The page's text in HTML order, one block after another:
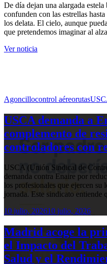
De día dejan una alargada
confunden con las estrellas
los delata. El cielo, aunque
que pretendemos imaginar al
Ver noticia
Agoncillocontrol aéreorutas
USCA demanda a
complemento de
controladores con
USCA (Unión Sindical de
demanda contra Enaire por
los profesionales que ejercen su
jornada. Este sindicato entiende
10 julio, 202610 julio, 2026
Madrid acoge la
el Impacto del
Salud y el